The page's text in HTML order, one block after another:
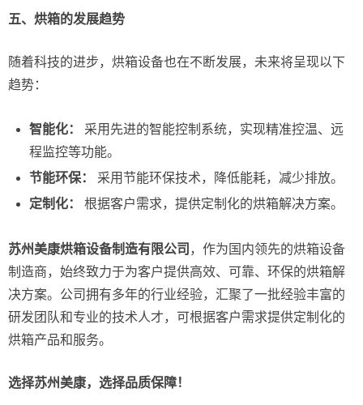
五、烘箱的发展趋势
随着科技的进步，烘箱设备也在不断发展，未来将呈现以下
趋势：
智能化：
采用先进的智能控制系统，实现精准控温、远
程监控等功能。
节能环保：
采用节能环保技术，降低能耗，减少排放。
定制化：
根据客户需求，提供定制化的烘箱解决方案。
苏州美康烘箱设备制造有限公司 ，作为国内领先的烘箱设备
制造商，始终致力于为客户提供高效、可靠、环保的烘箱解
决方案。公司拥有多年的行业经验，汇聚了一批经验丰富的
研发团队和专业的技术人才，可根据客户需求提供定制化的
烘箱产品和服务。
选择苏州美康，选择品质保障！